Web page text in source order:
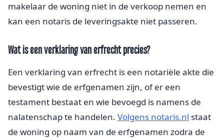
makelaar de woning niet in de verkoop nemen en
kan een notaris de leveringsakte niet passeren.
Wat is een verklaring van erfrecht precies?
Een verklaring van erfrecht is een notariële akte die
bevestigt wie de erfgenamen zijn, of er een
testament bestaat en wie bevoegd is namens de
nalatenschap te handelen. Volgens notaris.nl staat
de woning op naam van de erfgenamen zodra de